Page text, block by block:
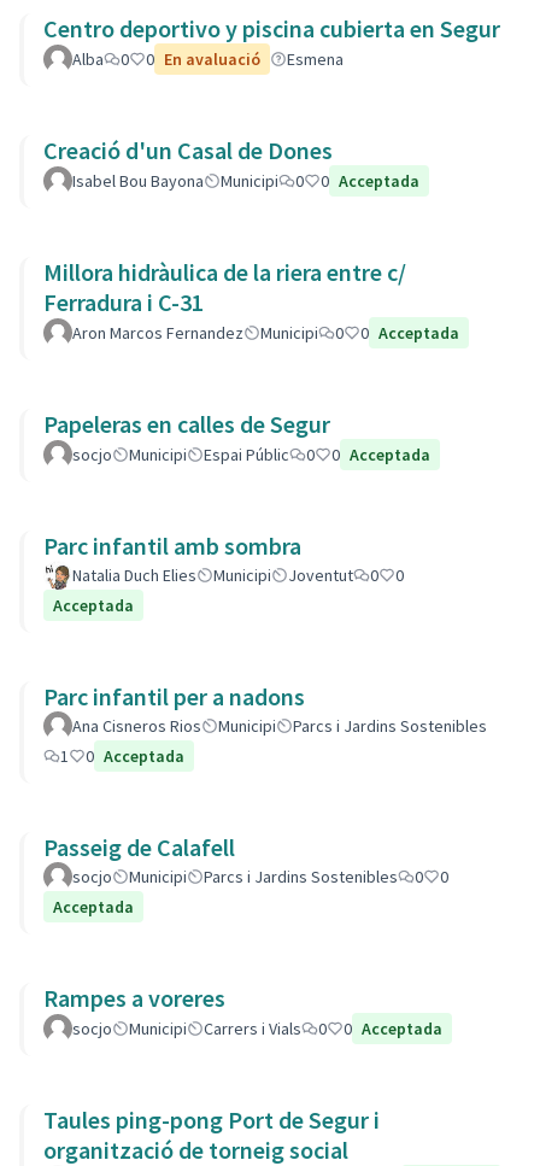
Centro deportivo y piscina cubierta en Segur
Alba 0 0 En avaluació Esmena
Creació d'un Casal de Dones
Isabel Bou Bayona Municipi 0 0 Acceptada
Millora hidràulica de la riera entre c/
Ferradura i C-31
Aron Marcos Fernandez Municipi 0 0 Acceptada
Papeleras en calles de Segur
socjo Municipi Espai Públic 0 0 Acceptada
Parc infantil amb sombra
Natalia Duch Elies Municipi Joventut 0
0
Acceptada
Parc infantil per a nadons
Ana Cisneros Rios Municipi
Parcs i Jardins Sostenibles
1
0 Acceptada
Passeig de Calafell
socjo Municipi Parcs i Jardins Sostenibles 0
0
Acceptada
Rampes a voreres
socjo Municipi Carrers i Vials 0 0 Acceptada
Taules ping-pong Port de Segur i
organització de torneig social